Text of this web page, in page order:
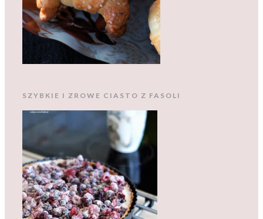
SZYBKIE I ZROWE CIASTO Z FASOLI